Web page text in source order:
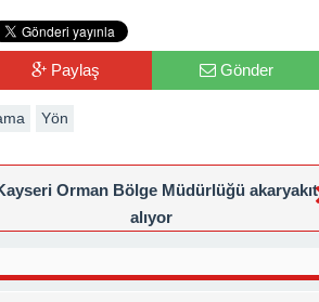
Paylaş Gönder
Yön
Orman Bölge Müdürlüğü akaryakıt
alıyor